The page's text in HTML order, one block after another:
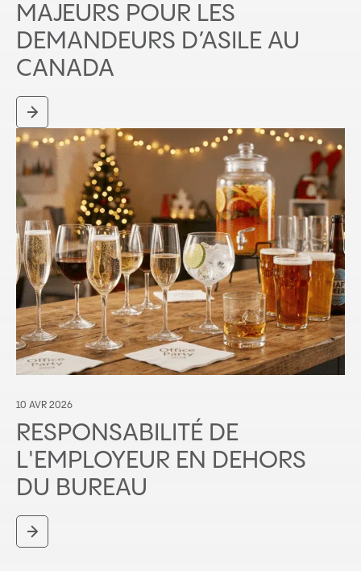
MAJEURS POUR LES
DEMANDEURS D’ASILE AU
CANADA
10 AVR 2026
RESPONSABILITÉ DE
L'EMPLOYEUR EN DEHORS
DU BUREAU